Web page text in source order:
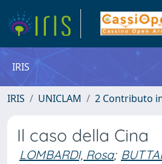
IRIS
IRIS UNICLAM 2 Contributo
Il caso della Cina
LOMBARDI, Rosa;